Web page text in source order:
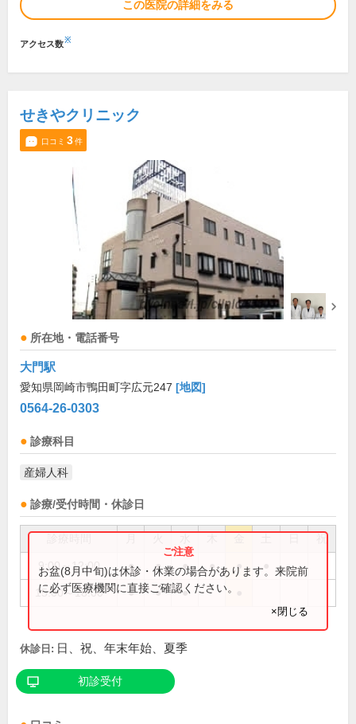
この医院の詳細をみる
アクセス数※
せきやクリニック
口コミ 3件
所在地・電話番号
大門駅
愛知県岡崎市鴨田町字広元247 [地図]
0564-26-0303
診療科目
産婦人科
診療/受付時間・休診日
祝
9:00～12:00 ● ● ● ● ●
15:00～18:00 ● ● ●
お盆(8月中旬)は休診・休業の場合があります。来院前
に必ず医療機関に直接ご確認ください。
×閉じる
休診日: 日、祝、年末年始、夏季
初診受付